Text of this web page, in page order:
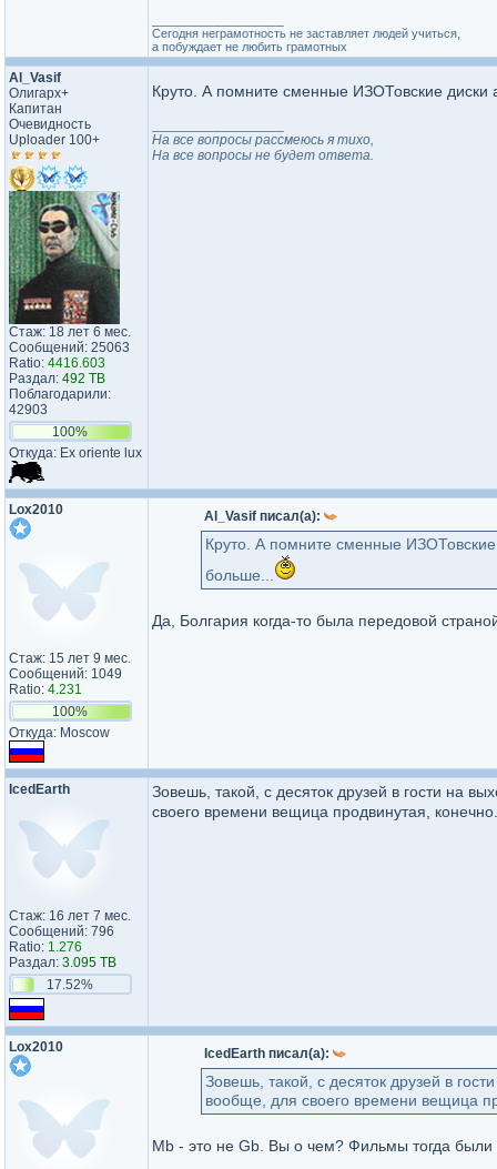
Сегодня неграмотность не заставляет людей учиться,
а побуждает не любить грамотных
Al_Vasif
Олигарх+
Капитан
Очевидность
Uploader 100+
Стаж: 18 лет 6 мес.
Сообщений: 25063
Ratio: 4416.603
Раздал: 492 TB
Поблагодарили:
42903
100%
Откуда: Ex oriente lux
Круто. А помните сменные ИЗОТовские
На все вопросы рассмеюсь я тихо,
На все вопросы не будет ответа.
Lox2010
Стаж: 15 лет 9 мес.
Сообщений: 1049
Ratio: 4.231
100%
Откуда: Moscow
Al_Vasif писал(а):
Круто. А помните сменные
больше...
Да, Болгария когда-то была передовой
IcedEarth
Стаж: 16 лет 7 мес.
Сообщений: 796
Ratio: 1.276
Раздал: 3.095 TB
17.52%
Зовешь, такой, с десяток друзей в гости на
своего времени вещица продвинутая, конечно.
Lox2010 IcedEarth писал(а):
Зовешь, такой, с десяток друзей в
вообще, для своего времени вещица
Mb - это не Gb. Вы о чем? Фильмы тогда были